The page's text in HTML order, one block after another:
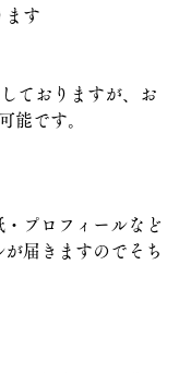
ます
ておりますが、お
能です。
プロフィールなど
届きますのでそち